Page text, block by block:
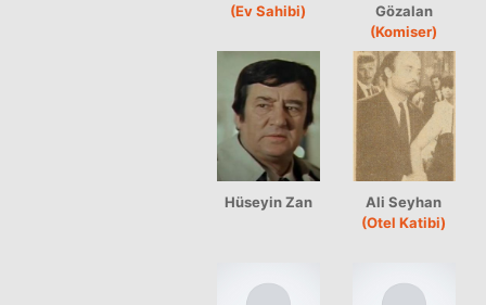
(Ev Sahibi)
Gözalan
(Komiser)
Hüseyin Zan
Ali Seyhan
(Otel Katibi)